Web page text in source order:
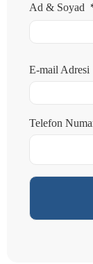
Ad & Soyad
E-mail Adresi
Telefon